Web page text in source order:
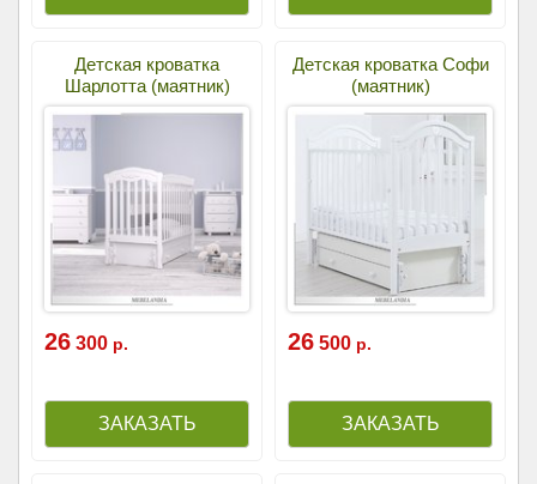
Детская кроватка
Шарлотта (маятник)
26 300 р.
Детская кроватка Софи
(маятник)
26 500 р.